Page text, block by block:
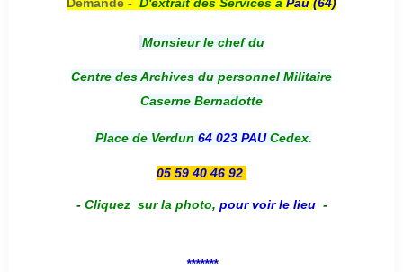
Monsieur le chef du
Centre des Archives du personnel Militaire
Caserne Bernadotte
Place de Verdun 64 023 PAUCedex.
05 59 40 46 92
- Cliquez sur la photo, pour voir le lieu -
*******